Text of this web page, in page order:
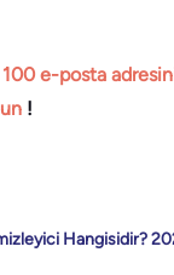
100 e-posta
!
Hangisidir?